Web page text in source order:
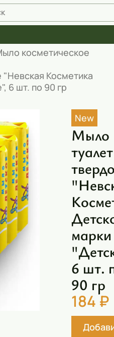
косметическое
Косметика
6 шт. по 90 гр
New
Мыло
марки
6 шт.
90 гр
184 ₽